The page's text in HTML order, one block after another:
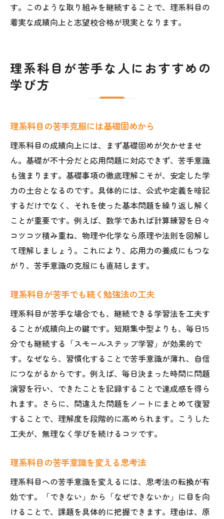
す。このような取り組みを継続することで、理系科目の
着実な成績向上と志望校合格が現実となります。
理系科目が苦手な人におすすめの
学び方
理系科目の苦手克服には基礎固めから
理系科目の成績向上には、まず基礎固めが欠かせませ
ん。基礎が不十分だと応用問題に対応できず、苦手意識
も強まります。基礎事項の徹底理解こそが、安定した学
力の土台となるのです。具体的には、公式や定義を暗記
するだけでなく、それを使った基本問題を繰り返し解く
ことが重要です。例えば、数学であれば計算練習を日々
コツコツ積み重ね、物理や化学なら原理や法則を図解し
て理解しましょう。これにより、応用力の養成にもつな
がり、苦手意識の克服にも直結します。
理系科目が苦手でも続く勉強法の工夫
理系科目が苦手な場合でも、継続できる学習法を工夫す
ることが成績向上の鍵です。短期集中型よりも、毎日15
分でも継続する「スモールステップ学習」が効果的で
す。なぜなら、習慣化することで苦手意識が薄れ、自信
につながるからです。例えば、毎日決まった時間に問題
演習を行い、できたことを記録することで達成感を得ら
れます。さらに、間違えた問題をノートにまとめて復習
することで、理解度を段階的に高められます。こうした
工夫が、無理なく学びを続けるコツです。
理系科目の苦手意識を変える思考法
理系科目への苦手意識を変えるには、思考法の転換が有
効です。「できない」から「なぜできないか」に目を向
けることで、課題を具体的に把握できます。理由は、原